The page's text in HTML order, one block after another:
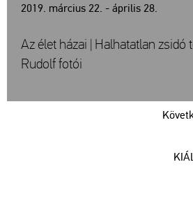
2019. március 22. - április 28.
Az élet házai | Halhatatlan zsidó
Rudolf fotói